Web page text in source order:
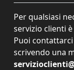
Per qualsiasi
servizio clienti
Puoi
scrivendo una